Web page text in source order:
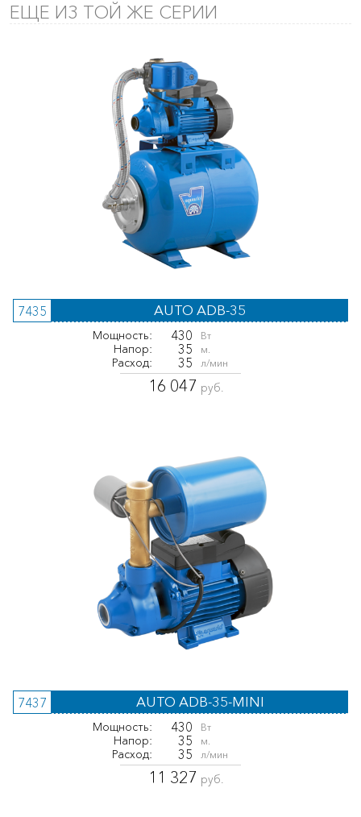
ЕЩЕ ИЗ ТОЙ ЖЕ СЕРИИ
7435 AUTO ADB-35
Мощность: 430 Вт
Напор: 35 м.
Расход: 35 л/мин
16 047 руб.
7437 AUTO ADB-35-MINI
Мощность: 430 Вт
Напор: 35 м.
Расход: 35 л/мин
11 327 руб.